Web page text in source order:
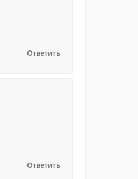
Ответить
Ответить